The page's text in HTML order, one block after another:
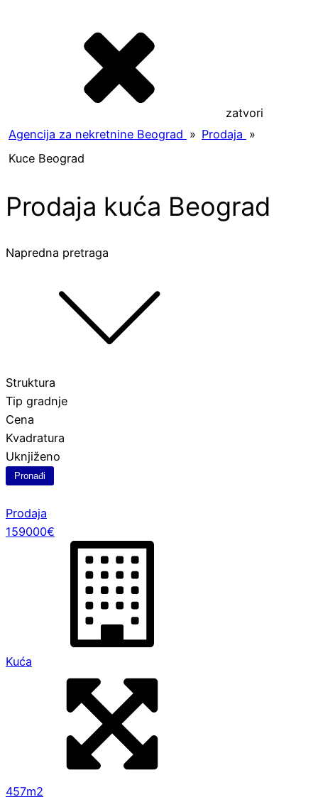
zatvori
Agencija za nekretnine Beograd » Prodaja »
Kuce Beograd
Prodaja kuća Beograd
Napredna pretraga
Struktura
Tip gradnje
Cena
Kvadratura
Uknjiženo
Pronađi
Prodaja
159000€
Kuća
457m2